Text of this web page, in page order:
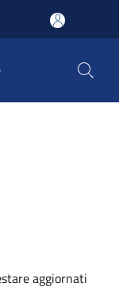
aggiornati